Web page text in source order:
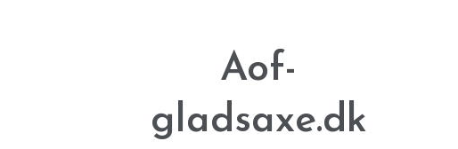
Aof-
gladsaxe.dk